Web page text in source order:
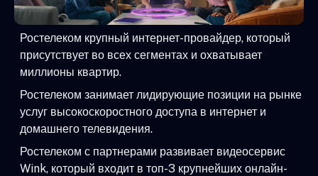
Ростелеком крупный интернет-провайдер, который
присутствует во всех сегментах и охватывает
миллионы квартир.
Ростелеком занимает лидирующие позиции на рынке
услуг высокоскоростного доступа в интернет и
домашнего телевидения.
Ростелеком с партнерами развивает видеосервис
Wink, который входит в топ-3 крупнейших онлайн-